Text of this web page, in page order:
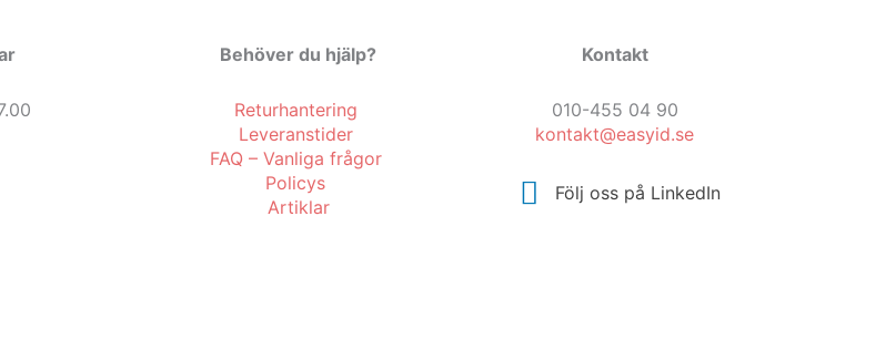
Behöver du hjälp?
Returhantering
Leveranstider
FAQ – Vanliga frågor
Policys
Artiklar
Kontakt
010-455 04 90
kontakt@easyid.se
Följ oss på LinkedIn